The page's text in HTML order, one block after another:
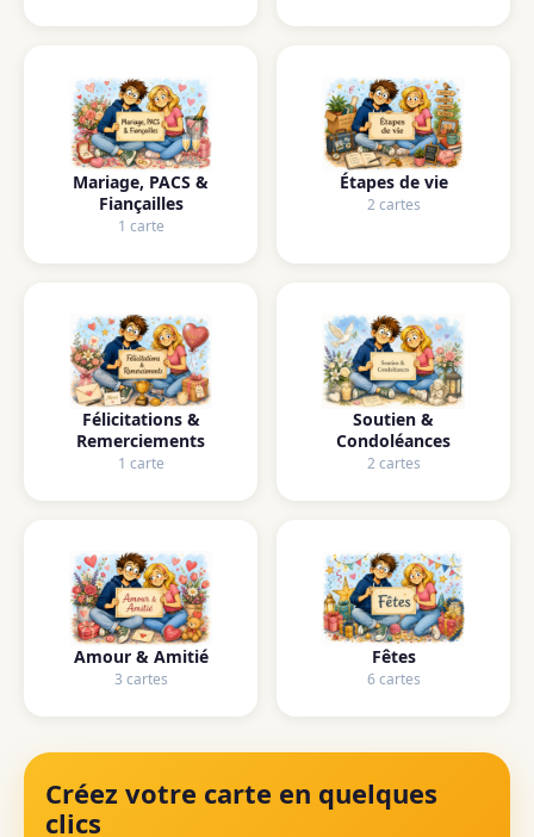
Mariage, PACS &
Fiançailles
1 carte
Étapes de vie
2 cartes
Félicitations &
Remerciements
1 carte
Soutien &
Condoléances
2 cartes
Amour & Amitié
3 cartes
Fêtes
6 cartes
Créez votre carte en quelques
clics